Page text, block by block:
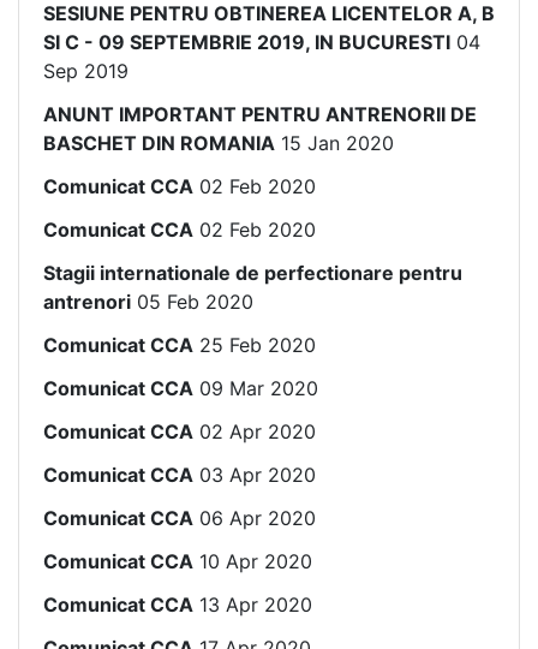
SESIUNE PENTRU OBTINEREA LICENTELOR A, B
SI C - 09 SEPTEMBRIE 2019, IN BUCURESTI 04
Sep 2019
ANUNT IMPORTANT PENTRU ANTRENORII DE
BASCHET DIN ROMANIA 15 Jan 2020
Comunicat CCA 02 Feb 2020
Comunicat CCA 02 Feb 2020
Stagii internationale de perfectionare pentru
antrenori 05 Feb 2020
Comunicat CCA 25 Feb 2020
Comunicat CCA 09 Mar 2020
Comunicat CCA 02 Apr 2020
Comunicat CCA 03 Apr 2020
Comunicat CCA 06 Apr 2020
Comunicat CCA 10 Apr 2020
Comunicat CCA 13 Apr 2020